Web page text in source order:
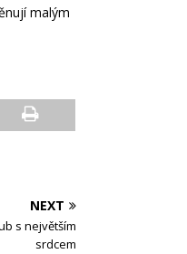
malým
NEXT
s největším
srdcem